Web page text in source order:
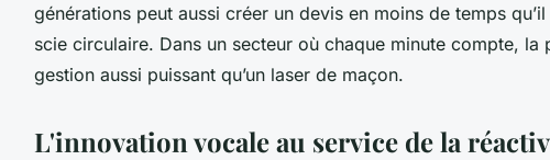
générations peut aussi créer un devis en moins de temps
scie circulaire. Dans un secteur où chaque minute compte, la
gestion aussi puissant qu’un laser de maçon.
L'innovation vocale au service de la